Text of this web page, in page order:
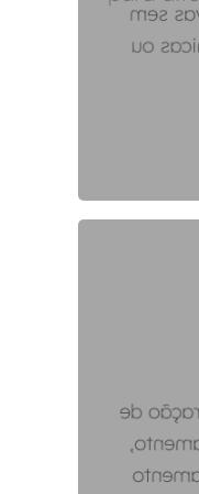
ou
Com a
de
facilite